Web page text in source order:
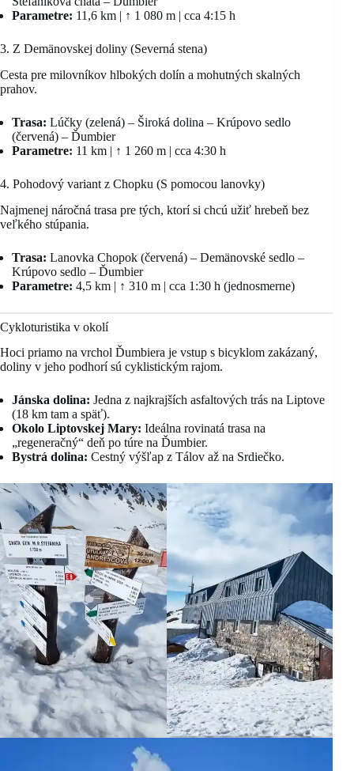
Parametre: 11,6 km | ↑ 1 080 m | cca 4:15 h
3. Z Demänovskej doliny (Severná stena)
Cesta pre milovníkov hlbokých dolín a mohutných skalných
prahov.
Trasa: Lúčky (zelená) – Široká dolina – Krúpovo sedlo
(červená) – Ďumbier
Parametre: 11 km | ↑ 1 260 m | cca 4:30 h
4. Pohodový variant z Chopku (S pomocou lanovky)
Najmenej náročná trasa pre tých, ktorí si chcú užiť hrebeň bez
veľkého stúpania.
Trasa: Lanovka Chopok (červená) – Demänovské sedlo –
Krúpovo sedlo – Ďumbier
Parametre: 4,5 km | ↑ 310 m | cca 1:30 h (jednosmerne)
Cykloturistika v okolí
Hoci priamo na vrchol Ďumbiera je vstup s bicyklom zakázaný,
doliny v jeho podhorí sú cyklistickým rajom.
Jánska dolina: Jedna z najkrajších asfaltových trás na Liptove
(18 km tam a späť).
Okolo Liptovskej Mary: Ideálna rovinatá trasa na
„regeneračný“ deň po túre na Ďumbier.
Bystrá dolina: Cestný výšľap z Tálov až na Srdiečko.